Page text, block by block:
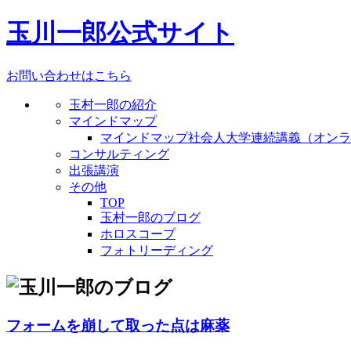
玉川一郎公式サイト
お問い合わせはこちら
玉村一郎の紹介
マインドマップ
マインドマップ社会人大学連続講義（オン
コンサルティング
出張講演
その他
TOP
玉村一郎のブログ
ホロスコープ
フォトリーディング
フォームを崩して取った点は麻薬